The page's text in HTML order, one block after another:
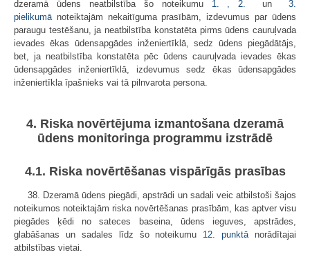
dzeramā ūdens neatbilstība šo noteikumu 1. , 2. un3.
pielikumā noteiktajām nekaitīguma prasībām, izdevumus par ūdens
paraugu testēšanu, ja neatbilstība konstatēta pirms ūdens cauruļvada
ievades ēkas ūdensapgādes inženiertīklā, sedz ūdens piegādātājs,
bet, ja neatbilstība konstatēta pēc ūdens cauruļvada ievades ēkas
ūdensapgādes inženiertīklā, izdevumus sedz ēkas ūdensapgādes
inženiertīkla īpašnieks vai tā pilnvarota persona.
4. Riska novērtējuma izmantošana dzeramā
ūdens monitoringa programmu izstrādē
4.1. Riska novērtēšanas vispārīgās prasības
38. Dzeramā ūdens piegādi, apstrādi un sadali veic atbilstoši šajos
noteikumos noteiktajām riska novērtēšanas prasībām, kas aptver visu
piegādes ķēdi no sateces baseina, ūdens ieguves, apstrādes,
glabāšanas un sadales līdz šo noteikumu 12. punktā norādītajai
atbilstības vietai.